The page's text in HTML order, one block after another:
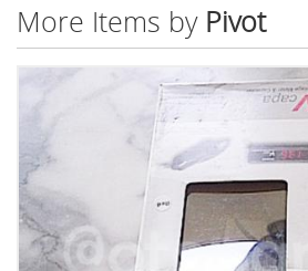
More Items by Pivot